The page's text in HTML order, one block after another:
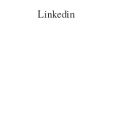
Linkedin